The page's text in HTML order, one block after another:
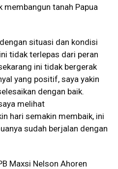
membangun tanah Papua
situasi dan kondisi
tidak terlepas dari peran
ini tidak bergerak
yang positif, saya yakin
dengan baik.
melihat
hari semakin membaik, ini
sudah berjalan dengan
Maxsi Nelson Ahoren